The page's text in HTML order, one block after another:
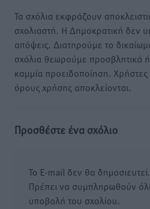
Τα σχόλια εκφράζουν
σχολιαστή. Η Δημοκρατική δεν
απόψεις. Διατηρούμε το
σχόλια θεωρούμε προσβλητικά
καμμία προειδοποίηση.
όρους χρήσης αποκλείονται.
Προσθέστε ένα σχόλιο
Το E-mail δεν θα δημοσιευτεί.
Πρέπει να συμπληρωθούν
υποβολή του σχολίου.